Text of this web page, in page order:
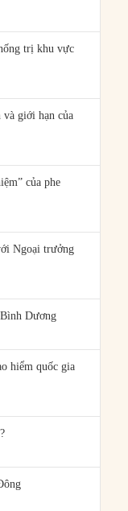
trị khu vực
và giới hạn của
của phe
Ngoại trưởng
Dương
hiểm quốc gia